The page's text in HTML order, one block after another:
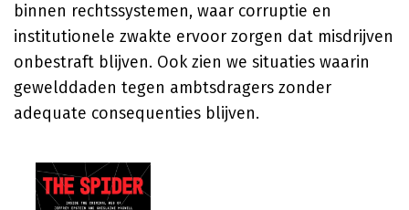
binnen rechtssystemen, waar corruptie en
institutionele zwakte ervoor zorgen dat misdrijven
onbestraft blijven. Ook zien we situaties waarin
gewelddaden tegen ambtsdragers zonder
adequate consequenties blijven.